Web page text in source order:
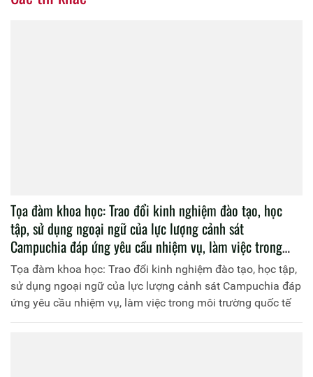
Tọa đàm khoa học: Trao đổi kinh nghiệm đào tạo, học
tập, sử dụng ngoại ngữ của lực lượng cảnh sát
Campuchia đáp ứng yêu cầu nhiệm vụ, làm việc trong
môi trường quốc tế
Tọa đàm khoa học: Trao đổi kinh nghiệm đào tạo, học tập,
sử dụng ngoại ngữ của lực lượng cảnh sát Campuchia đáp
ứng yêu cầu nhiệm vụ, làm việc trong môi trường quốc tế